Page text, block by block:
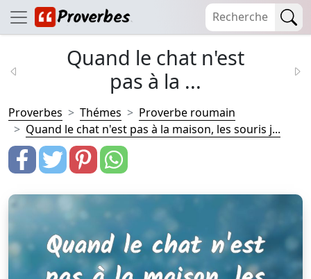
Quand le chat n'est
pas à la ...
Proverbes Thémes
Proverbe roumain
Quand le chat n'est pas à la maison, les souris j...